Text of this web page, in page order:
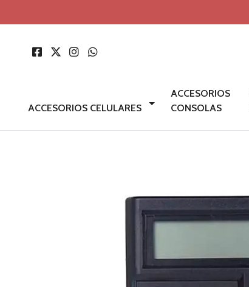
ACCESORIOS CELULARES
ACCESORIOS
CONSOLAS